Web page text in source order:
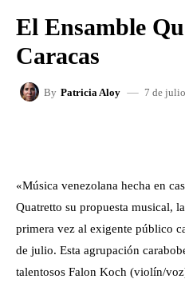
El Ensamble
Caracas
By Patricia Aloy 7 de
«Música venezolana hecha en
Quatretto su propuesta musical,
primera vez al exigente público
de julio. Esta agrupación
talentosos Falon Koch (violín/